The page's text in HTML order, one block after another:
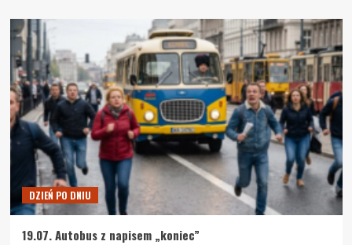
DZIEŃ PO DNIU
19.07. Autobus z napisem „koniec”